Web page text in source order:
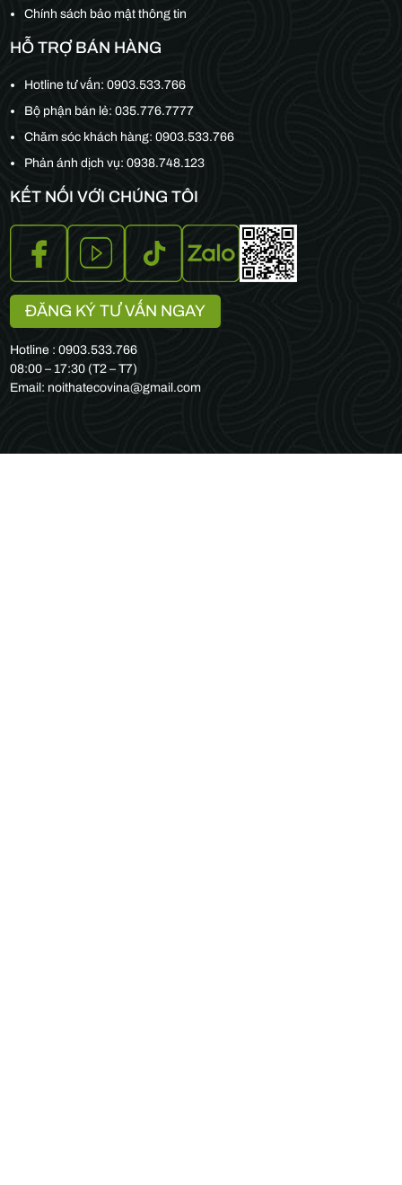
Chính sách bảo mật thông tin
HỖ TRỢ BÁN HÀNG
Hotline tư vấn:0903.533.766
Bộ phận bán lẻ:035.776.7777
Chăm sóc khách hàng:0903.533.766
Phản ánh dịch vụ: 0938.748.123
KẾT NỐI VỚI CHÚNG TÔI
ĐĂNG KÝ TƯ VẤN NGAY
Hotline : 0903.533.766
08:00 – 17:30 (T2 – T7)
Email: noithatecovina@gmail.com